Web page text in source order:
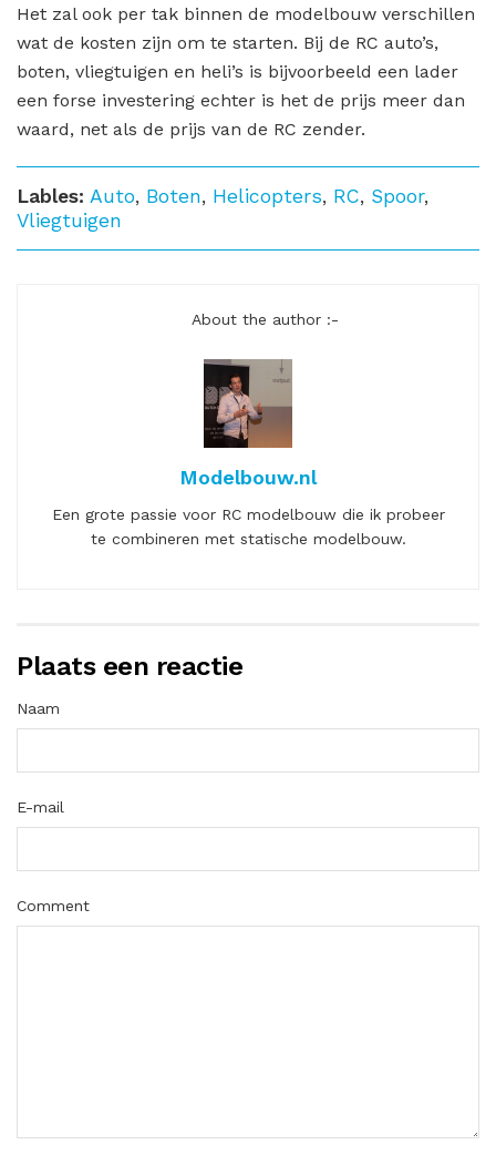
Het zal ook per tak binnen de modelbouw verschillen
wat de kosten zijn om te starten. Bij de RC auto’s,
boten, vliegtuigen en heli’s is bijvoorbeeld een lader
een forse investering echter is het de prijs meer dan
waard, net als de prijs van de RC zender.
Lables: Auto, Boten, Helicopters, RC, Spoor,
Vliegtuigen
About the author :-
Modelbouw.nl
Een grote passie voor RC modelbouw die ik probeer
te combineren met statische modelbouw.
Plaats een reactie
Naam
E-mail
Comment